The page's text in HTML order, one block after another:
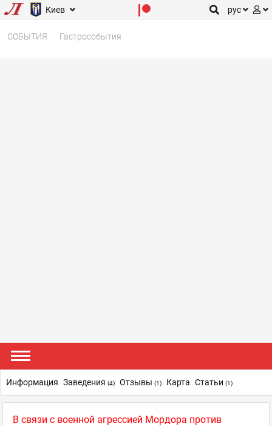
Киев рус
СОБЫТИЯ Гастрособытия
В связи с военной агрессией Мордора против
Информация Заведения (4) Отзывы (1) Карта Статьи (1)